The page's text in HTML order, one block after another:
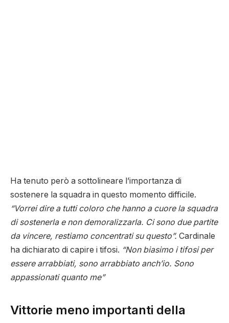
Ha tenuto però a sottolineare l’importanza di
sostenere la squadra in questo momento difficile.
“Vorrei dire a tutti coloro che hanno a cuore la squadra
di sostenerla e non demoralizzarla. Ci sono due partite
da vincere, restiamo concentrati su questo”. Cardinale
ha dichiarato di capire i tifosi. “Non biasimo i tifosi per
essere arrabbiati, sono arrabbiato anch’io. Sono
appassionati quanto me”
Vittorie meno importanti della